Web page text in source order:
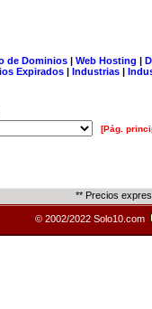
de Dominios| Web Hosting |
Expirados | Industrias |
[Pág.
** Precios
© 2002/2022 Solo10.com